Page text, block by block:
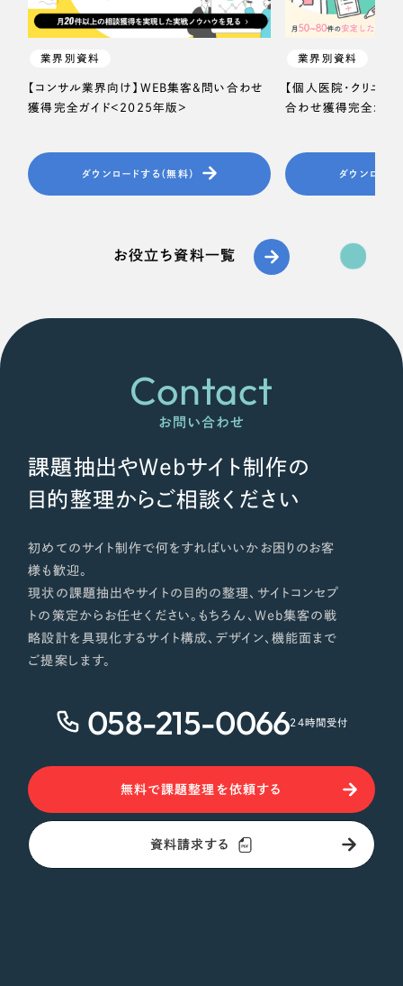
業界別資料
【コンサル業界向け】WEB集客＆問い合わせ
獲得完全ガイド＜2025年版＞
ダウンロードする（無料）
業界別資料
【個人医院・クリニッ
合わせ獲得完全ガイ
ダウンロード
お役立ち資料一覧
Contact
お問い合わせ
課題抽出やWebサイト制作の
目的整理からご相談ください
初めてのサイト制作で何をすればいいかお困りのお客
様も歓迎。
現状の課題抽出やサイトの目的の整理、サイトコンセプ
トの策定からお任せください。もちろん、Web集客の戦
略設計を具現化するサイト構成、デザイン、機能面まで
ご提案します。
058-215-006624時間受付
無料で課題整理を依頼する
資料請求する